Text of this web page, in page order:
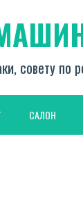
совету по
САЛОН